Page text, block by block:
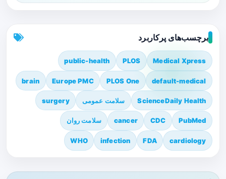
برچسب‌های پرکاربرد
Medical Xpress
PLOS
public-health
default-medical
PLOS One
Europe PMC
brain
ScienceDaily Health سلامت عمومی surgery
PubMed
CDC
cancer سلامت روان
cardiology
FDA
infection
WHO